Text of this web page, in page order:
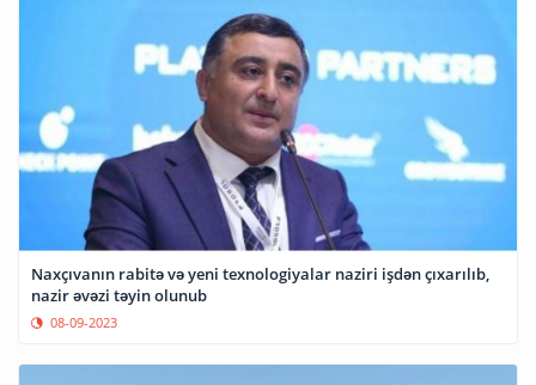
Naxçıvanın rabitə və yeni texnologiyalar naziri işdən çıxarılıb,
nazir əvəzi təyin olunub
08-09-2023